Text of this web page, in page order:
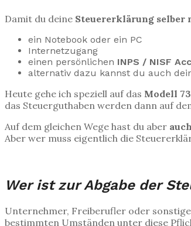
Damit du deine Steuererklärung selber
ein Notebook oder ein PC
Internetzugang
einen persönlichen INPS / NISF
alternativ dazu kannst du auch
Heute gehe ich speziell auf das Modell
das Steuerguthaben werden dann auf
Auf dem gleichen Wege hast du aber
Aber wer muss eigentlich die
Wer ist zur Abgabe der
Unternehmer, Freiberufler oder
bestimmten Umständen unter diese